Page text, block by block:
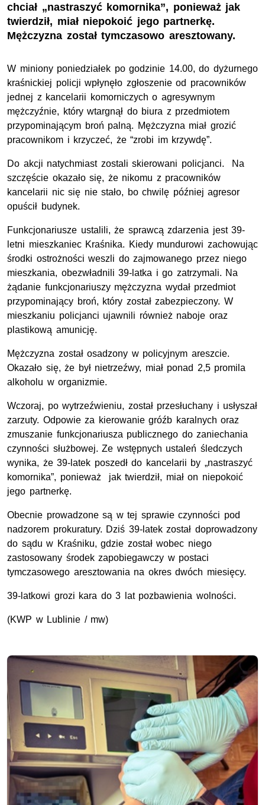
chciał „nastraszyć komornika”, ponieważ jak
twierdził, miał niepokoić jego partnerkę.
Mężczyzna został tymczasowo aresztowany.
W miniony poniedziałek po godzinie 14.00, do dyżurnego
kraśnickiej policji wpłynęło zgłoszenie od pracowników
jednej z kancelarii komorniczych o agresywnym
mężczyźnie, który wtargnął do biura z przedmiotem
przypominającym broń palną. Mężczyzna miał grozić
pracownikom i krzyczeć, że “zrobi im krzywdę”.
Do akcji natychmiast zostali skierowani policjanci. Na
szczęście okazało się, że nikomu z pracowników
kancelarii nic się nie stało, bo chwilę później agresor
opuścił budynek.
Funkcjonariusze ustalili, że sprawcą zdarzenia jest 39-
letni mieszkaniec Kraśnika. Kiedy mundurowi zachowując
środki ostrożności weszli do zajmowanego przez niego
mieszkania, obezwładnili 39-latka i go zatrzymali. Na
żądanie funkcjonariuszy mężczyzna wydał przedmiot
przypominający broń, który został zabezpieczony. W
mieszkaniu policjanci ujawnili również naboje oraz
plastikową amunicję.
Mężczyzna został osadzony w policyjnym areszcie.
Okazało się, że był nietrzeźwy, miał ponad 2,5 promila
alkoholu w organizmie.
Wczoraj, po wytrzeźwieniu, został przesłuchany i usłyszał
zarzuty. Odpowie za kierowanie gróźb karalnych oraz
zmuszanie funkcjonariusza publicznego do zaniechania
czynności służbowej. Ze wstępnych ustaleń śledczych
wynika, że 39-latek poszedł do kancelarii by „nastraszyć
komornika”, ponieważ jak twierdził, miał on niepokoić
jego partnerkę.
Obecnie prowadzone są w tej sprawie czynności pod
nadzorem prokuratury. Dziś 39-latek został doprowadzony
do sądu w Kraśniku, gdzie został wobec niego
zastosowany środek zapobiegawczy w postaci
tymczasowego aresztowania na okres dwóch miesięcy.
39-latkowi grozi kara do 3 lat pozbawienia wolności.
(KWP w Lublinie / mw)